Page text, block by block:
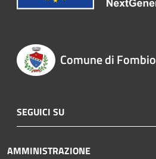
Comune di Fombio
SEGUICI SU
AMMINISTRAZIONE